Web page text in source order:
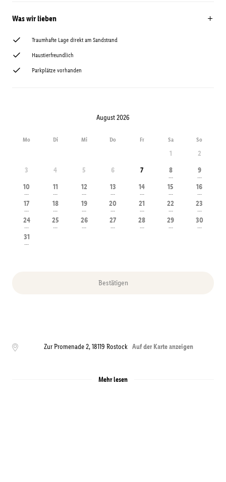
Was wir lieben
Traumhafte Lage direkt am Sandstrand
Haustierfreundlich
Parkplätze vorhanden
August 2026
Mo Di Mi Do Fr Sa So
1
2
3
4 5 6 7 8
---
9
---
10
---
11
---
12
---
13
---
14
---
15
---
16
---
17
---
18
---
19
---
20
---
21
---
22
---
23
---
24
---
25
---
26
---
27
---
28
---
29
---
30
---
31
---
Bestätigen
Zur Promenade 2,18119 Rostock Auf der Karte anzeigen
Mehr lesen